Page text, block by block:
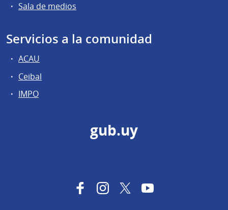
Sala de medios
Servicios a la comunidad
ACAU
Ceibal
IMPO
gub.uy
FacebookInstagram
TwitterYouTube